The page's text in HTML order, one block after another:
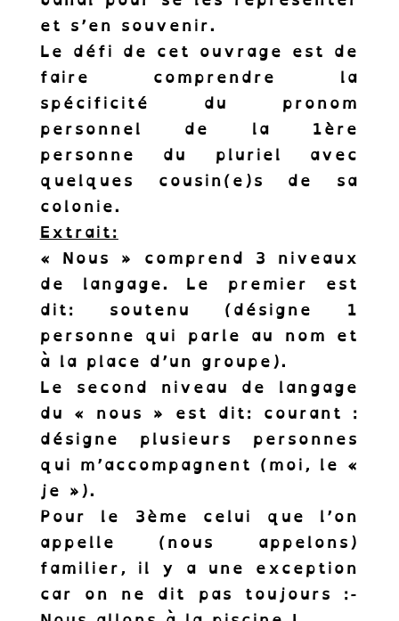
et s’en souvenir.
Le défi de cet ouvrage est de
faire comprendre la
spécificité du pronom
personnel de la 1ère
personne du pluriel avec
quelques cousin(e)s de sa
colonie.
Extrait:
« Nous » comprend 3 niveaux
de langage. Le premier est
dit: soutenu (désigne 1
personne qui parle au nom et
à la place d’un groupe).
Le second niveau de langage
du « nous » est dit: courant :
désigne plusieurs personnes
qui m’accompagnent (moi, le «
je »).
Pour le 3ème celui que l’on
appelle (nous appelons)
familier, il y a une exception
car on ne dit pas toujours :-
Abonnez-vous à
notre Newsletter.
Recevez les news des cornichons de